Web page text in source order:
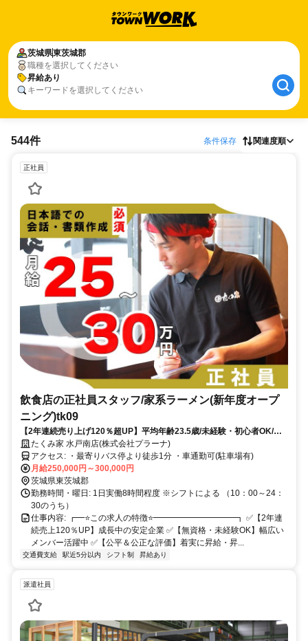
茨城県東茨城郡
職種を選択してください
昇給あり
キーワードを選択してください
544件 条件保存 関連度順
正社員
飲食店の正社員スタッフ/家系ラーメン(新年度オープ
ニング)tk09
【2年連続売り上げ120％超UP】平均年齢23.5歳/未経験・初心者OK/他
業界の方も多数活躍中
たくみ家 水戸南店(株式会社プラーナ)
アクセス: ・最寄りバス停より徒歩1分 ・車通勤可(駐車場有)
月給250,000円～300,000円
茨城県東茨城郡
勤務時間・曜日: 1日実働8時間程度 ※シフトによる （10：00～24：
30のうち）
仕事内容: ┏━⭐️この求人の特徴⭐️━━━━━━━━━━┓ ✅️【2年連
続売上120％UP】成長中の安定企業 ✅️【無資格・未経験OK】幅広い
メンバー活躍中 ✅️【公平＆公正な評価】着実に昇給・昇...
交通費支給 駅近5分以内 シフト制 昇給あり
派遣社員